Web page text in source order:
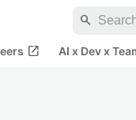
search
open_in_new AI x Dev x